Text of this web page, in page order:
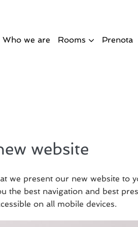
Who we are Rooms Prenota
website
we present our new website to
the best navigation and best
on all mobile devices.